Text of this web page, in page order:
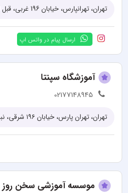
تهران، تهرانپارس، خیابان 196 غربی، قبل از اتوبان باقری، شماره 104، ساختمان باوان، طبقه دوم، زنگ 4
ارسال پیام در واتس اپ
آموزشگاه سپنتا
02177148945
تهران، تهران پارس، خیابان ۱۹۶ شرقی، نبش ۱۳۱، پلاک ۱۰۴
موسسه آموزشی سخن روز